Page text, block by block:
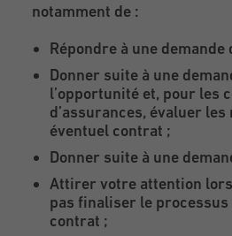
notamment de :
Répondre à une
Donner suite à une
l’opportunité et, pour les
d’assurances, évaluer
éventuel contrat ;
Donner suite à une
Attirer votre attention
pas finaliser le processus
contrat ;